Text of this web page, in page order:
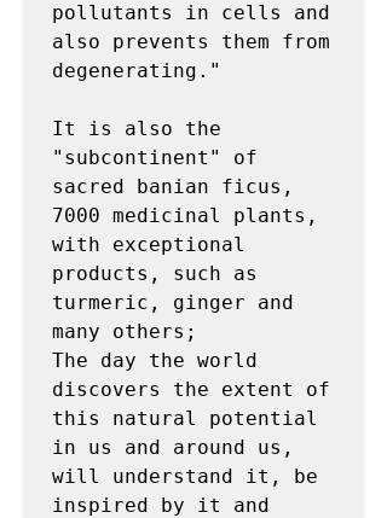
pollutants in cells and
also prevents them from
degenerating."
It is also the
"subcontinent" of
sacred banian ficus,
7000 medicinal plants,
with exceptional
products, such as
turmeric, ginger and
many others;
The day the world
discovers the extent of
this natural potential
in us and around us,
will understand it, be
inspired by it and